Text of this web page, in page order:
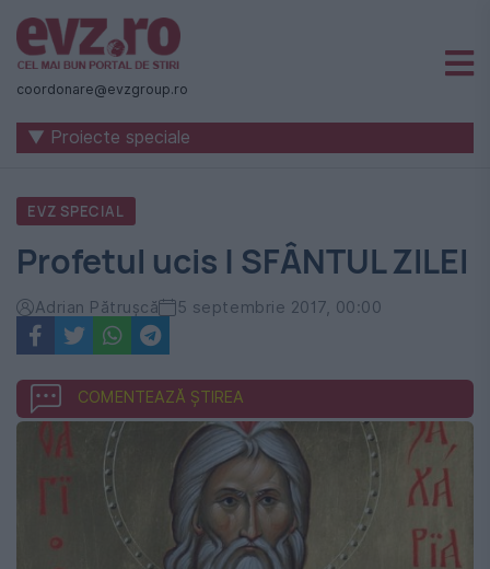
Știri
naționale
internaționale
România
-
Evenimentul
Zilei
coordonare@evzgroup.ro
▼ Proiecte speciale
EVZ SPECIAL
Profetul ucis | SFÂNTUL ZILEI
Adrian Pătrușcă 5 septembrie 2017, 00:00
COMENTEAZĂ ȘTIREA